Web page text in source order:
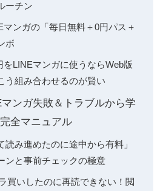
ーチン
マンガの「毎日無料＋0円パス＋
ボ
をLINEマンガに使うならWeb版
う組み合わせるのが賢い
ンガ失敗＆トラブルから学
全マニュアル
読み進めたのに途中から有料」
ンと事前チェックの極意
買いしたのに再読できない！閲